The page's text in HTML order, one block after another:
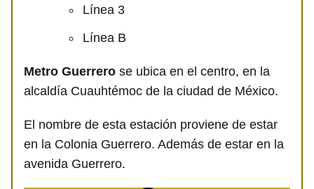
Línea 3
Línea B
Metro Guerrero se ubica en el centro, en la
alcaldía Cuauhtémoc de la ciudad de México.
El nombre de esta estación proviene de estar
en la Colonia Guerrero. Además de estar en la
avenida Guerrero.